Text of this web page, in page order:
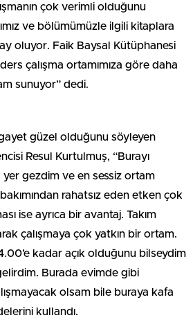
çok verimli olduğunu
ve bölümümüzle ilgili kitaplara
oluyor. Faik Baysal Kütüphanesi
çalışma ortamımıza göre daha
sunuyor” dedi.
güzel olduğunu söyleyen
Resul Kurtulmuş, “Burayı
gezdim ve en sessiz ortam
rahatsız eden etken çok
ise ayrıca bir avantaj. Takım
çalışmaya çok yatkın bir ortam.
kadar açık olduğunu bilseydim
Burada evimde gibi
olsam bile buraya kafa
kullandı.